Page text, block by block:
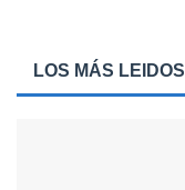
LOS MÁS LEIDOS